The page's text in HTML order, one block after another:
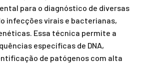
para o diagnóstico de diversas
infecções virais e bacterianas,
Essa técnica permite a
específicas de DNA,
de patógenos com alta